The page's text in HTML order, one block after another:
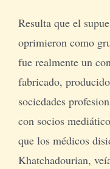
Resulta que el
oprimieron como
fue realmente un
fabricado,
sociedades
con socios
que los médicos
Khatchadourian,